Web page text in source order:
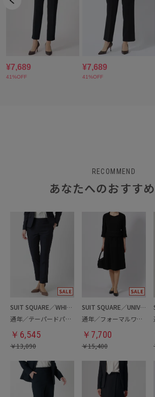
RECOMMEND
あなたへのおすす
SUIT SQUARE／WHITE
通年／テーパードパンツ
￥ 6,545
￥13,090
SUIT SQUARE／UNIVERSAL LANGUAGE／WHITE
通年／フォーマルワンピース
￥ 7,700
￥15,400